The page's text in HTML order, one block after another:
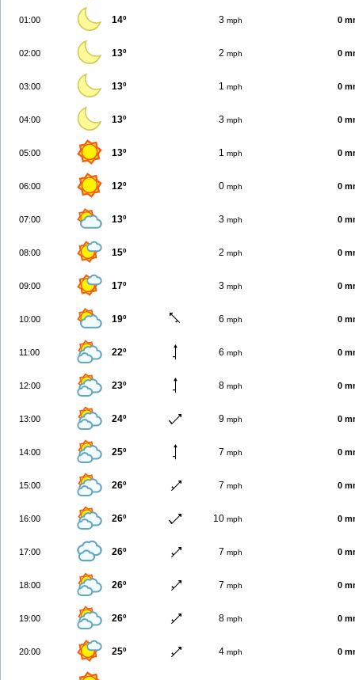
01:00 14º 3 mph 0
02:00 13º 2 mph 0
03:00 13º 1 mph 0
04:00 13º 3 mph 0
05:00 13º 1 mph 0
06:00 12º 0 mph 0
07:00 13º 3 mph 0
08:00 15º 2 mph 0
09:00 17º 3 mph 0
10:00 19º 6 mph 0
11:00 22º 6 mph 0
12:00 23º 8 mph 0
13:00 24º 9 mph 0
14:00 25º 7 mph 0
15:00 26º 7 mph 0
16:00 26º 10 mph 0
17:00 26º 7 mph 0
18:00 26º 7 mph 0
19:00 26º 8 mph 0
20:00 25º 4 mph 0